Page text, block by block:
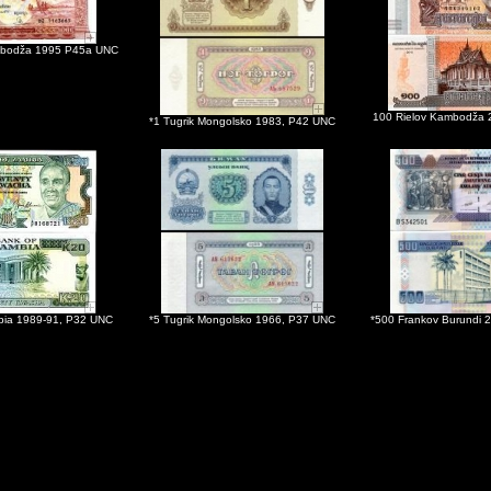
1995 P45a UNC
*1 Tugrik Mongolsko 1983, P42 UNC 100 Rielov Kambodža
1989-91, P32 UNC *5 Tugrik Mongolsko 1966, P37 UNC *500 Frankov Burundi